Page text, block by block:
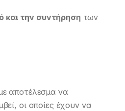
και την συντήρηση των
αποτέλεσμα να
οι οποίες έχουν να